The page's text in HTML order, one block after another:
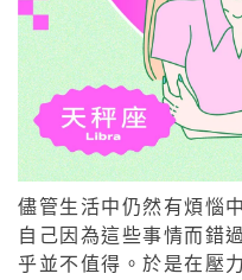
儘管生活中仍然有煩惱
自己因為這些事情而錯
乎並不值得。於是在壓